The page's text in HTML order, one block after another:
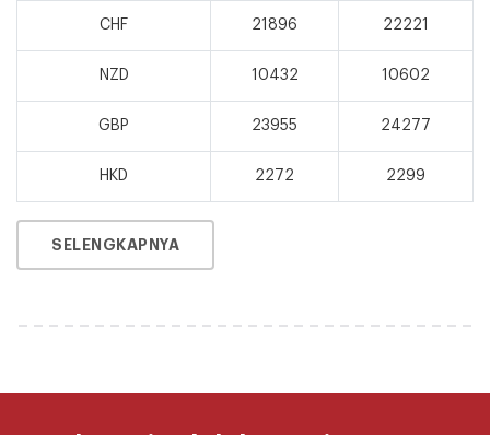
CHF 21896 22221
NZD 10432 10602
GBP 23955 24277
HKD 2272 2299
SELENGKAPNYA